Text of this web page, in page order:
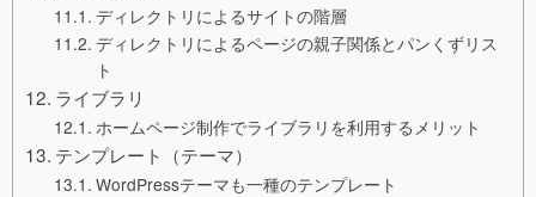
ディレクトリによるサイトの階層
ディレクトリによるページの親子関係とパンくずリス
ト
ライブラリ
ホームページ制作でライブラリを利用するメリット
テンプレート（テーマ）
WordPressテーマも一種のテンプレート